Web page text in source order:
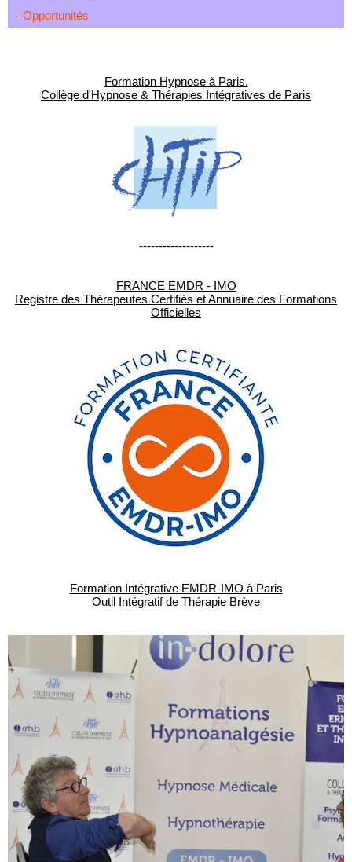
Opportunités
Formation Hypnose à Paris.
Collège d'Hypnose & Thérapies Intégratives de Paris
-------------------
FRANCE EMDR - IMO
Registre des Thérapeutes Certifiés et Annuaire des Formations
Officielles
Formation Intégrative EMDR-IMO à Paris
Outil Intégratif de Thérapie Brève